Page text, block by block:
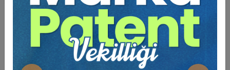
BENZER VIDEO EĞITIMLER